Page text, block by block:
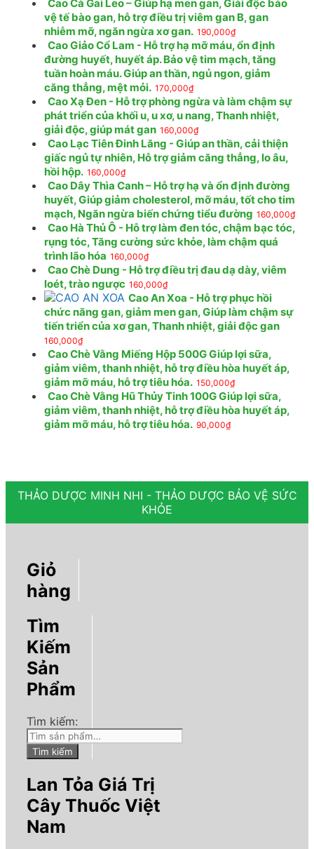
Cao Cà Gai Leo – Giúp hạ men gan, Giải độc bảo
vệ tế bào gan, hỗ trợ điều trị viêm gan B, gan
nhiễm mỡ, ngăn ngừa xơ gan. 190,000₫
Cao Giảo Cổ Lam - Hỗ trợ hạ mỡ máu, ổn định
đường huyết, huyết áp. Bảo vệ tim mạch, tăng
tuần hoàn máu. Giúp an thần, ngủ ngon, giảm
căng thẳng, mệt mỏi. 170,000₫
Cao Xạ Đen - Hỗ trợ phòng ngừa và làm chậm sự
phát triển của khối u, u xơ, u nang, Thanh nhiệt,
giải độc, giúp mát gan 160,000₫
Cao Lạc Tiên Đinh Lăng - Giúp an thần, cải thiện
giấc ngủ tự nhiên, Hỗ trợ giảm căng thẳng, lo âu,
hồi hộp. 160,000₫
Cao Dây Thìa Canh – Hỗ trợ hạ và ổn định đường
huyết, Giúp giảm cholesterol, mỡ máu, tốt cho tim
mạch, Ngăn ngừa biến chứng tiểu đường 160,000₫
Cao Hà Thủ Ô - Hỗ trợ làm đen tóc, chậm bạc tóc,
rụng tóc, Tăng cường sức khỏe, làm chậm quá
trình lão hóa 160,000₫
Cao Chè Dung - Hỗ trợ điều trị đau dạ dày, viêm
loét, trào ngược 160,000₫
Cao An Xoa - Hỗ trợ phục hồi
chức năng gan, giảm men gan, Giúp làm chậm sự
tiến triển của xơ gan, Thanh nhiệt, giải độc gan
160,000₫
Cao Chè Vằng Miếng Hộp 500G Giúp lợi sữa,
giảm viêm, thanh nhiệt, hỗ trợ điều hòa huyết áp,
giảm mỡ máu, hỗ trợ tiêu hóa. 150,000₫
Cao Chè Vằng Hũ Thủy Tinh 100G Giúp lợi sữa,
giảm viêm, thanh nhiệt, hỗ trợ điều hòa huyết áp,
giảm mỡ máu, hỗ trợ tiêu hóa. 90,000₫
THẢO DƯỢC MINH NHI - THẢO DƯỢC BẢO VỆ SỨC
KHỎE
Giỏ
hàng
Tìm
Kiếm
Sản
Phẩm
Tìm kiếm:
Tìm kiếm
Lan Tỏa Giá Trị
Cây Thuốc Việt
Nam